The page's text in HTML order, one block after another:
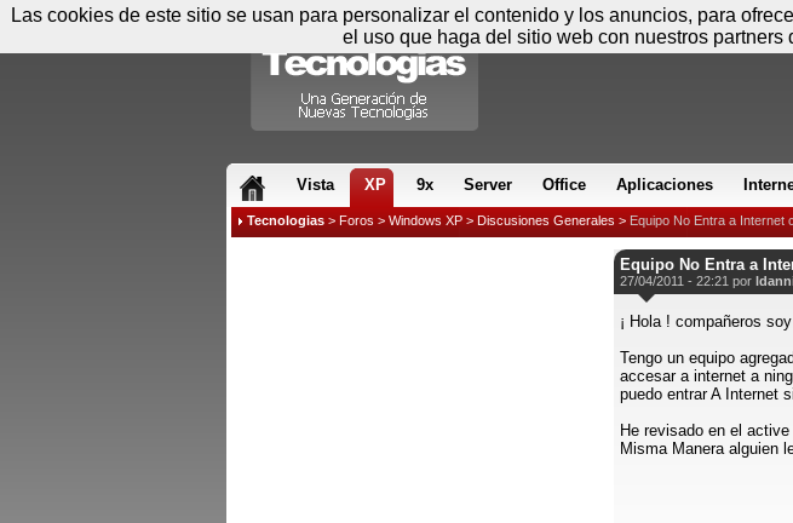
Vista XP 9x Server Office Aplicaciones
Tecnologias > Foros > Windows XP > Discusiones Generales > Equipo No Entra a Internet
Equipo No Entra a
27/04/2011 - 22:21 por
¡ Hola ! compañeros
Tengo un equipo
accesar a internet a
puedo entrar A Internet
He revisado en el
Misma Manera alguien
Las cookies de este sitio se usan para personalizar el contenido y los anuncios, para
el uso que haga del sitio web con nuestros